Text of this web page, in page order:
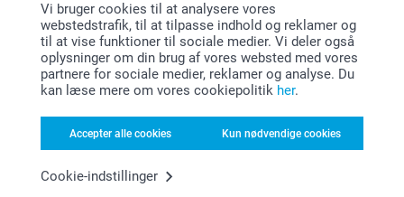
Vi bruger cookies til at analysere vores
webstedstrafik, til at tilpasse indhold og reklamer og
til at vise funktioner til sociale medier. Vi deler også
oplysninger om din brug af vores websted med vores
partnere for sociale medier, reklamer og analyse. Du
kan læse mere om vores cookiepolitik her.
Accepter alle cookies Kun nødvendige cookies
Cookie-indstillinger
(2 anmeldelser) (22 anmeldelser)
Farveblyanter
4 varianter
109,00
(1 anmeldelser)
Notesblok
3 varianter
Fra 89,00
(5 anmeldelser)
Julegaver til hende